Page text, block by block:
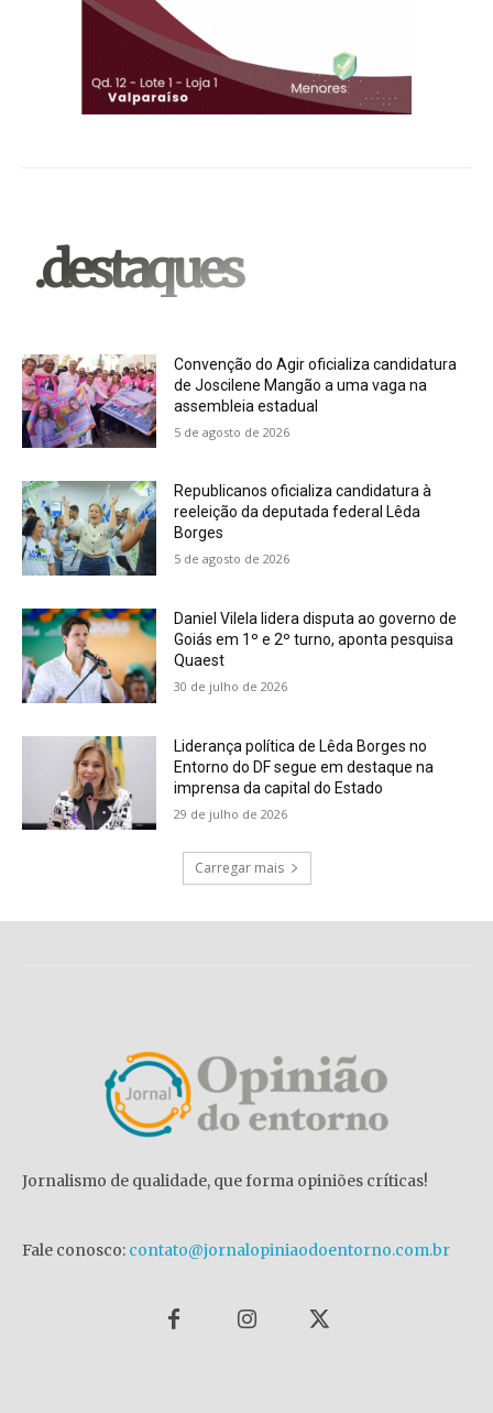
.destaques
Convenção do Agir oficializa candidatura
de Joscilene Mangão a uma vaga na
assembleia estadual
5 de agosto de 2026
Republicanos oficializa candidatura à
reeleição da deputada federal Lêda
Borges
5 de agosto de 2026
Daniel Vilela lidera disputa ao governo de
Goiás em 1º e 2º turno, aponta pesquisa
Quaest
30 de julho de 2026
Liderança política de Lêda Borges no
Entorno do DF segue em destaque na
imprensa da capital do Estado
29 de julho de 2026
Carregar mais
Jornalismo de qualidade, que forma opiniões críticas!
Fale conosco: contato@jornalopiniaodoentorno.com.br